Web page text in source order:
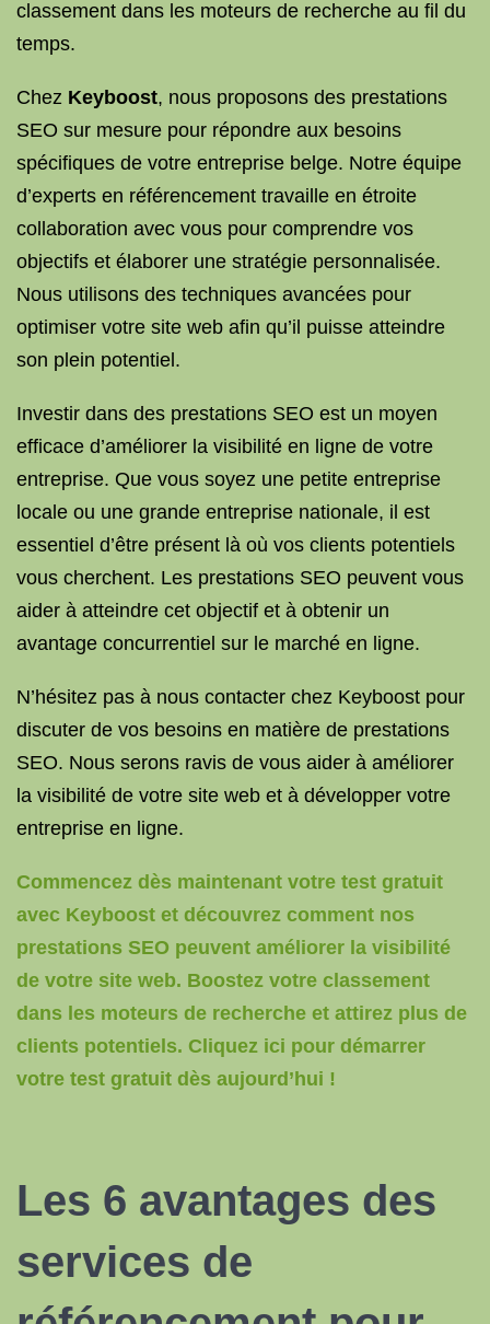
classement dans les moteurs de recherche au fil du
temps.
Chez Keyboost, nous proposons des prestations
SEO sur mesure pour répondre aux besoins
spécifiques de votre entreprise belge. Notre équipe
d’experts en référencement travaille en étroite
collaboration avec vous pour comprendre vos
objectifs et élaborer une stratégie personnalisée.
Nous utilisons des techniques avancées pour
optimiser votre site web afin qu’il puisse atteindre
son plein potentiel.
Investir dans des prestations SEO est un moyen
efficace d’améliorer la visibilité en ligne de votre
entreprise. Que vous soyez une petite entreprise
locale ou une grande entreprise nationale, il est
essentiel d’être présent là où vos clients potentiels
vous cherchent. Les prestations SEO peuvent vous
aider à atteindre cet objectif et à obtenir un
avantage concurrentiel sur le marché en ligne.
N’hésitez pas à nous contacter chez Keyboost pour
discuter de vos besoins en matière de prestations
SEO. Nous serons ravis de vous aider à améliorer
la visibilité de votre site web et à développer votre
entreprise en ligne.
Commencez dès maintenant votre test gratuit
avec Keyboost et découvrez comment nos
prestations SEO peuvent améliorer la visibilité
de votre site web. Boostez votre classement
dans les moteurs de recherche et attirez plus de
clients potentiels. Cliquez ici pour démarrer
votre test gratuit dès aujourd’hui !
Les 6 avantages des
services de